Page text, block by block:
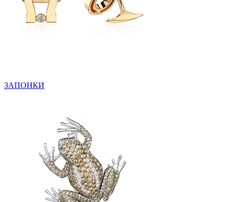
ЗАПОНКИ